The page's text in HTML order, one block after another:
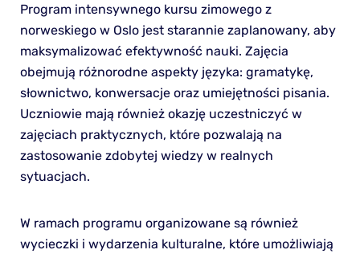
Program intensywnego kursu zimowego z
norweskiego w Oslo jest starannie zaplanowany, aby
maksymalizować efektywność nauki. Zajęcia
obejmują różnorodne aspekty języka: gramatykę,
słownictwo, konwersacje oraz umiejętności pisania.
Uczniowie mają również okazję uczestniczyć w
zajęciach praktycznych, które pozwalają na
zastosowanie zdobytej wiedzy w realnych
sytuacjach.
W ramach programu organizowane są również
wycieczki i wydarzenia kulturalne, które umożliwiają